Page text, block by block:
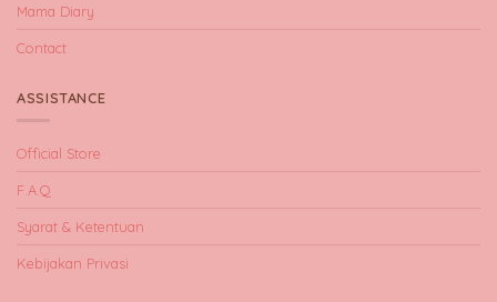
Mama Diary
Contact
ASSISTANCE
Official Store
F.A.Q
Syarat & Ketentuan
Kebijakan Privasi